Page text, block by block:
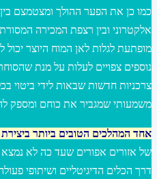
כמו כן את הפער ההולך ומצטמצם
אלקטרוני ובין רצפת המכירה
מופתעת לגלות לאן המוח היוצר יכול
נוספים צפויים לעלות על מנת
צרכניות חדשות שבאות לידי ביטוי
משמעותי שמגביר את כוחם ומספק
אחד המהלכים הטובים ביותר
של אזורים אפורים שעד כה לא נמצא
דרך הכלים הדיגיטליים ושיתופי